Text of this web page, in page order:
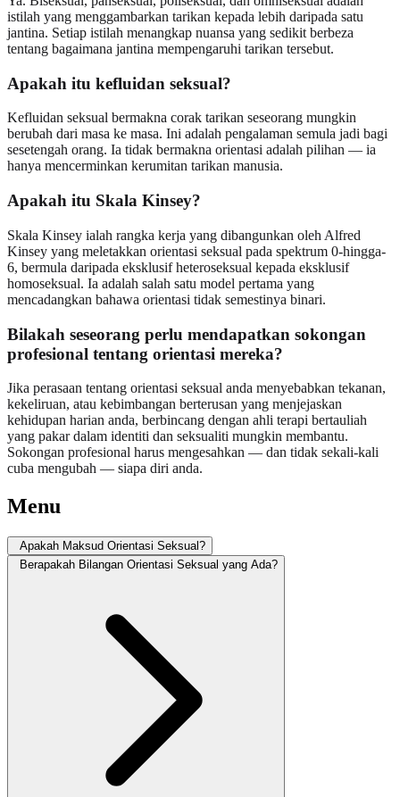
istilah yang menggambarkan tarikan kepada lebih daripada satu
jantina. Setiap istilah menangkap nuansa yang sedikit berbeza
tentang bagaimana jantina mempengaruhi tarikan tersebut.
Apakah itu kefluidan seksual?
Kefluidan seksual bermakna corak tarikan seseorang mungkin
berubah dari masa ke masa. Ini adalah pengalaman semula jadi bagi
sesetengah orang. Ia tidak bermakna orientasi adalah pilihan — ia
hanya mencerminkan kerumitan tarikan manusia.
Apakah itu Skala Kinsey?
Skala Kinsey ialah rangka kerja yang dibangunkan oleh Alfred
Kinsey yang meletakkan orientasi seksual pada spektrum 0-hingga-
6, bermula daripada eksklusif heteroseksual kepada eksklusif
homoseksual. Ia adalah salah satu model pertama yang
mencadangkan bahawa orientasi tidak semestinya binari.
Bilakah seseorang perlu mendapatkan sokongan
profesional tentang orientasi mereka?
Jika perasaan tentang orientasi seksual anda menyebabkan tekanan,
kekeliruan, atau kebimbangan berterusan yang menjejaskan
kehidupan harian anda, berbincang dengan ahli terapi bertauliah
yang pakar dalam identiti dan seksualiti mungkin membantu.
Sokongan profesional harus mengesahkan — dan tidak sekali-kali
cuba mengubah — siapa diri anda.
Menu
Apakah Maksud Orientasi Seksual?
Berapakah Bilangan Orientasi Seksual yang Ada?